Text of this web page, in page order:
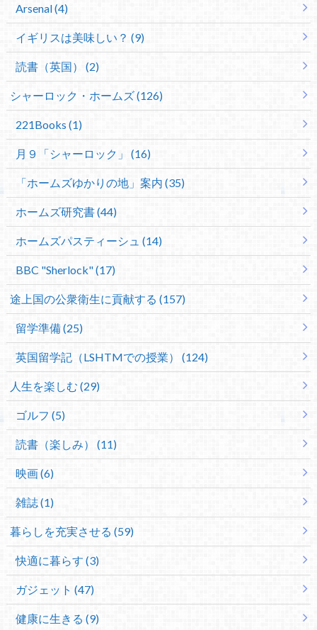
Arsenal (4)
イギリスは美味しい？ (9)
読書（英国） (2)
シャーロック・ホームズ (126)
221Books (1)
月９「シャーロック」 (16)
「ホームズゆかりの地」案内 (35)
ホームズ研究書 (44)
ホームズパスティーシュ (14)
BBC "Sherlock" (17)
途上国の公衆衛生に貢献する (157)
留学準備 (25)
英国留学記（LSHTMでの授業） (124)
人生を楽しむ (29)
ゴルフ (5)
読書（楽しみ） (11)
映画 (6)
雑誌 (1)
暮らしを充実させる (59)
快適に暮らす (3)
ガジェット (47)
健康に生きる (9)